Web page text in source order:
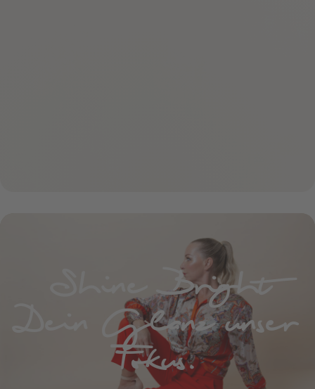
Shine Bright
Dein Glanz unser
Fokus.